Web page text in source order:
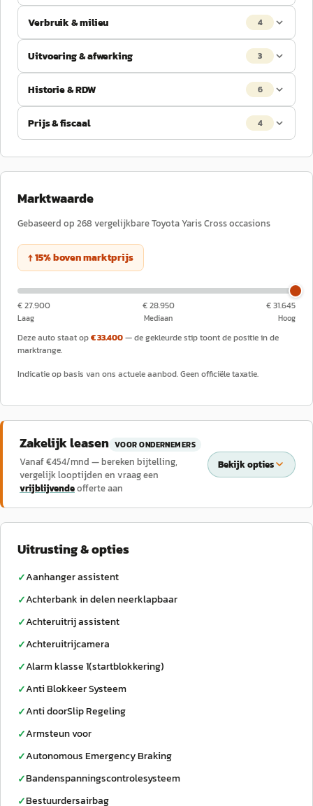
Verbruik & milieu 4
Uitvoering & afwerking 3
Historie & RDW 6
Prijs & fiscaal 4
Marktwaarde
Gebaseerd op 268 vergelijkbareToyotaYaris Crossoccasions
↑15%bovenmarktprijs
€ 27.900
Laag
€ 28.950
Mediaan
€ 31.645
Hoog
Deze auto staat op€ 33.400— de gekleurde stip toont de positie in de
marktrange.
Indicatie op basis van ons actuele aanbod. Geen officiële taxatie.
Zakelijk leasen VOOR ONDERNEMERS
Vanaf €454/mnd — bereken bijtelling,
vergelijk looptijden en vraag een
vrijblijvendeofferte aan
Bekijk opties
Uitrusting & opties
✓Aanhanger assistent
✓Achterbank in delen neerklapbaar
✓Achteruitrij assistent
✓Achteruitrijcamera
✓Alarm klasse 1(startblokkering)
✓Anti Blokkeer Systeem
✓Anti doorSlip Regeling
✓Armsteun voor
✓Autonomous Emergency Braking
✓Bandenspanningscontrolesysteem
✓Bestuurdersairbag